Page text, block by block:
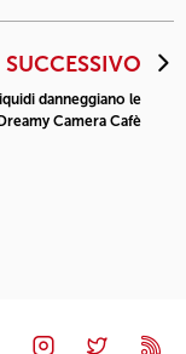
SUCCESSIVO
danneggiano le
Camera Cafè